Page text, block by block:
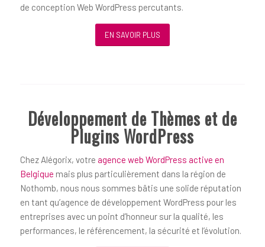
de conception Web WordPress percutants.
EN SAVOIR PLUS
Développement de Thèmes et de
Plugins WordPress
Chez Alégorix, votre agence web WordPress active en
Belgique mais plus particulièrement dans la région de
Nothomb, nous nous sommes bâtis une solide réputation
en tant qu’agence de développement WordPress pour les
entreprises avec un point d’honneur sur la qualité, les
performances, le référencement, la sécurité et l’évolution.